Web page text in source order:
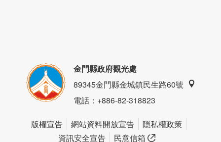
金門縣政府觀光處
89345金門縣金城鎮民生路60號
電話：+886-82-318823
版權宣告 網站資料開放宣告
隱私權政策
資訊安全宣告
民意信箱